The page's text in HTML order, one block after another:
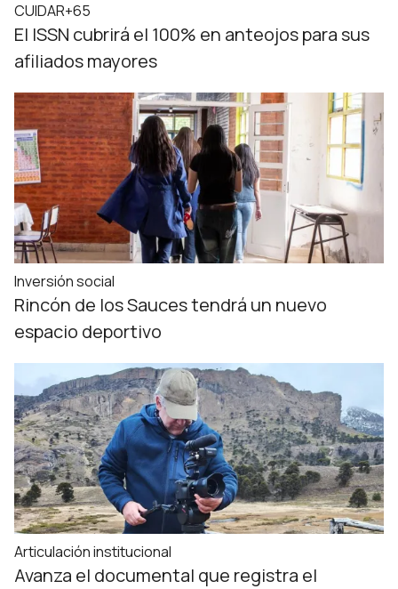
CUIDAR+65
El ISSN cubrirá el 100% en anteojos para sus
afiliados mayores
Inversión social
Rincón de los Sauces tendrá un nuevo
espacio deportivo
Articulación institucional
Avanza el documental que registra el